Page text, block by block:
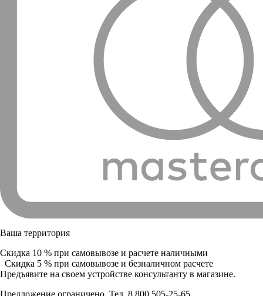
Ваша территория
Скидка 10 % при самовывозе и расчете наличными
Скидка 5 % при самовывозе и безналичном расчете
Предъявите на своем устройстве консультанту в магазине.